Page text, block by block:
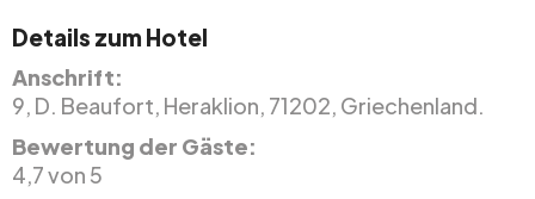
Details zum Hotel
Anschrift:
9, D. Beaufort, Heraklion, 71202, Griechenland.
Bewertung der Gäste:
4,7 von 5